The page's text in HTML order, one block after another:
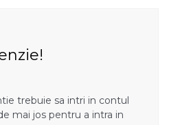
trebuie sa intri in contul
mai jos pentru a intra in